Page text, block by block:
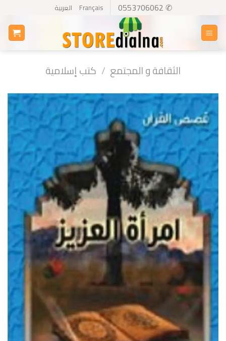
content
✆ 0553706062
Français العربية
الثقافة و المجتمع / كتب إسلامية